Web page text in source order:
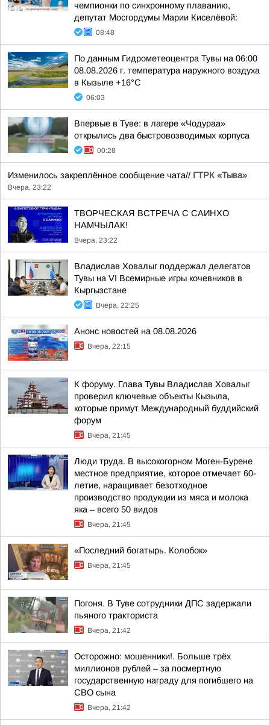
чемпионки по синхронному плаванию,
депутат Мосгордумы Марии Киселёвой:
08:48
По данным Гидрометеоцентра Тувы на 06:00
08.08.2026 г. температура наружного воздуха
в Кызыле +16°С
06:03
Впервые в Туве: в лагере «Чодураа»
открылись два быстровозводимых корпуса
00:28
Изменилось закреплённое сообщение чата// ГТРК «Тыва»
Вчера, 23:22
ТВОРЧЕСКАЯ ВСТРЕЧА С САИНХО
НАМЧЫЛАК!
Вчера, 23:22
Владислав Ховалыг поддержал делегатов
Тувы на VI Всемирные игры кочевников в
Кыргызстане
Вчера, 22:25
Анонс новостей на 08.08.2026
Вчера, 22:15
К форуму. Глава Тувы Владислав Ховалыг
проверил ключевые объекты Кызыла,
которые примут Международный буддийский
форум
Вчера, 21:45
Люди труда. В высокогорном Моген-Бурене
местное предприятие, которое отмечает 60-
летие, наращивает безотходное
производство продукции из мяса и молока
яка – всего 50 видов
Вчера, 21:45
«Последний богатырь. Колобок»
Вчера, 21:45
Погоня. В Туве сотрудники ДПС задержали
пьяного тракториста
Вчера, 21:42
Осторожно: мошенники!. Больше трёх
миллионов рублей – за посмертную
государственную награду для погибшего на
СВО сына
Вчера, 21:42